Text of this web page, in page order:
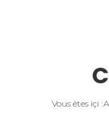
Vous êtes içi :